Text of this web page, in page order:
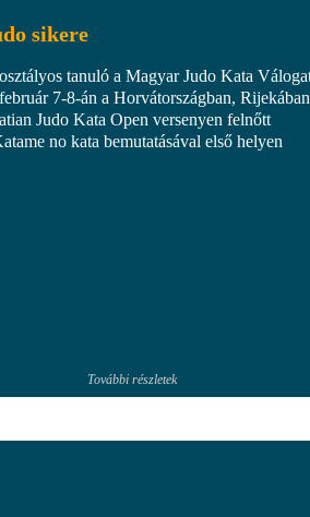
sikere
tanuló a Magyar Judo Kata
7-8-án a Horvátországban, Rijekában
Judo Kata Open versenyen felnőtt
no kata bemutatásával első helyen
További részletek